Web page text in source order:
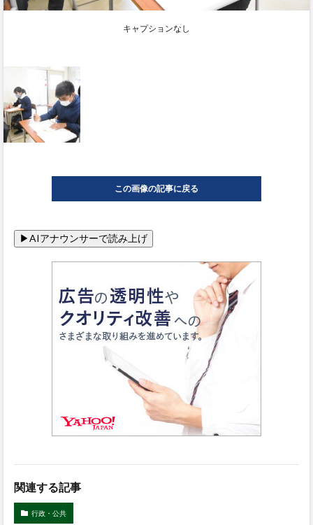
キャプションなし
この画像の記事に戻る
関連する記事
行政・公共